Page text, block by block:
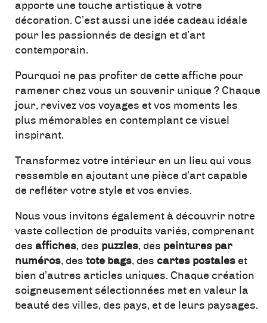
apporte une touche artistique à votre
décoration. C’est aussi une idée cadeau idéale
pour les passionnés de design et d’art
contemporain.
Pourquoi ne pas profiter de cette affiche pour
ramener chez vous un souvenir unique ? Chaque
jour, revivez vos voyages et vos moments les
plus mémorables en contemplant ce visuel
inspirant.
Transformez votre intérieur en un lieu qui vous
ressemble en ajoutant une pièce d’art capable
de refléter votre style et vos envies.
Nous vous invitons également à découvrir notre
vaste collection de produits variés, comprenant
des affiches, des puzzles, des peintures par
numéros, des tote bags, des cartes postales et
bien d’autres articles uniques. Chaque création
soigneusement sélectionnées met en valeur la
beauté des villes, des pays, et de leurs paysages.